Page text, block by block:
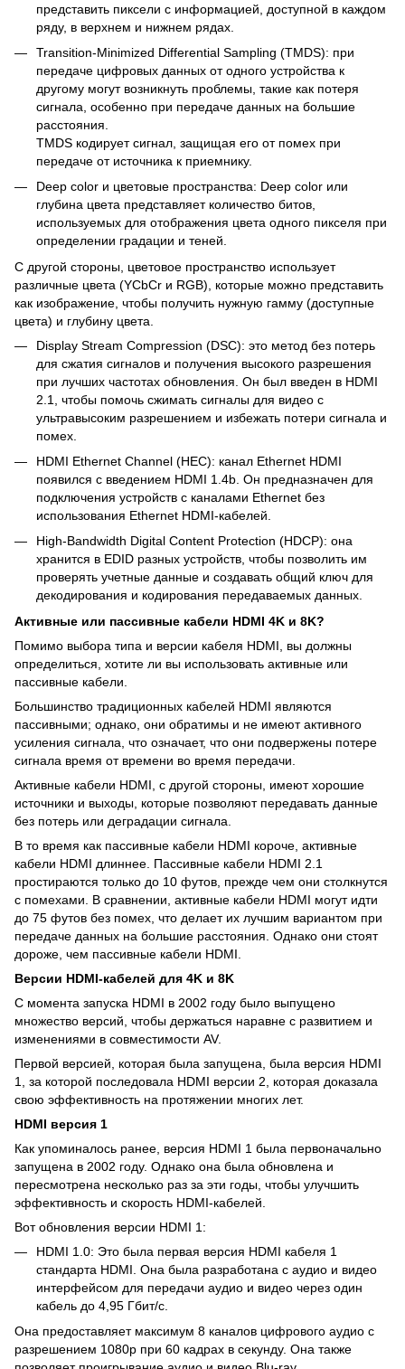
представить пиксели с информацией, доступной в каждом
ряду, в верхнем и нижнем рядах.
Transition-Minimized Differential Sampling (TMDS): при
передаче цифровых данных от одного устройства к
другому могут возникнуть проблемы, такие как потеря
сигнала, особенно при передаче данных на большие
расстояния.
TMDS кодирует сигнал, защищая его от помех при
передаче от источника к приемнику.
Deep color и цветовые пространства: Deep color или
глубина цвета представляет количество битов,
используемых для отображения цвета одного пикселя при
определении градации и теней.
С другой стороны, цветовое пространство использует
различные цвета (YCbCr и RGB), которые можно представить
как изображение, чтобы получить нужную гамму (доступные
цвета) и глубину цвета.
Display Stream Compression (DSC): это метод без потерь
для сжатия сигналов и получения высокого разрешения
при лучших частотах обновления. Он был введен в HDMI
2.1, чтобы помочь сжимать сигналы для видео с
ультравысоким разрешением и избежать потери сигнала и
помех.
HDMI Ethernet Channel (HEC): канал Ethernet HDMI
появился с введением HDMI 1.4b. Он предназначен для
подключения устройств с каналами Ethernet без
использования Ethernet HDMI-кабелей.
High-Bandwidth Digital Content Protection (HDCP): она
хранится в EDID разных устройств, чтобы позволить им
проверять учетные данные и создавать общий ключ для
декодирования и кодирования передаваемых данных.
Активные или пассивные кабели HDMI 4K и 8K?
Помимо выбора типа и версии кабеля HDMI, вы должны
определиться, хотите ли вы использовать активные или
пассивные кабели.
Большинство традиционных кабелей HDMI являются
пассивными; однако, они обратимы и не имеют активного
усиления сигнала, что означает, что они подвержены потере
сигнала время от времени во время передачи.
Активные кабели HDMI, с другой стороны, имеют хорошие
источники и выходы, которые позволяют передавать данные
без потерь или деградации сигнала.
В то время как пассивные кабели HDMI короче, активные
кабели HDMI длиннее. Пассивные кабели HDMI 2.1
простираются только до 10 футов, прежде чем они столкнутся
с помехами. В сравнении, активные кабели HDMI могут идти
до 75 футов без помех, что делает их лучшим вариантом при
передаче данных на большие расстояния. Однако они стоят
дороже, чем пассивные кабели HDMI.
Версии HDMI-кабелей для 4K и 8K
С момента запуска HDMI в 2002 году было выпущено
множество версий, чтобы держаться наравне с развитием и
изменениями в совместимости AV.
Первой версией, которая была запущена, была версия HDMI
1, за которой последовала HDMI версии 2, которая доказала
свою эффективность на протяжении многих лет.
HDMI версия 1
Как упоминалось ранее, версия HDMI 1 была первоначально
запущена в 2002 году. Однако она была обновлена и
пересмотрена несколько раз за эти годы, чтобы улучшить
эффективность и скорость HDMI-кабелей.
Вот обновления версии HDMI 1:
HDMI 1.0: Это была первая версия HDMI кабеля 1
стандарта HDMI. Она была разработана с аудио и видео
интерфейсом для передачи аудио и видео через один
кабель до 4,95 Гбит/с.
Она предоставляет максимум 8 каналов цифрового аудио с
разрешением 1080p при 60 кадрах в секунду. Она также